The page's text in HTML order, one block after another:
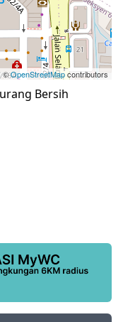
©OpenStreetMapcontributors
Bersih